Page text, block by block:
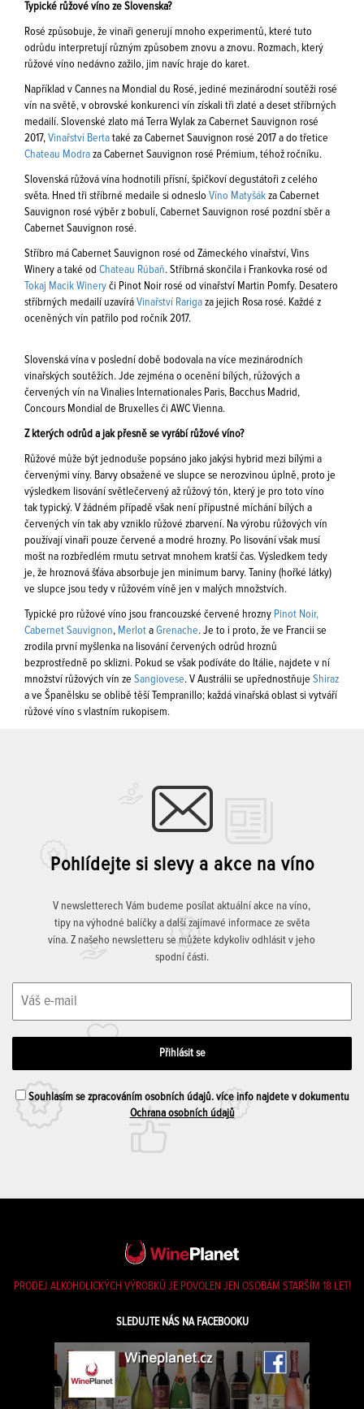
Typické růžové víno ze Slovenska?
Rosé způsobuje, že vinaři generují mnoho experimentů, které tuto
odrůdu interpretují různým způsobem znovu a znovu. Rozmach, který
růžové víno nedávno zažilo, jim navíc hraje do karet.
Například v Cannes na Mondial du Rosé, jediné mezinárodní soutěži rosé
vín na světě, v obrovské konkurenci vín získali tři zlaté a deset stříbrných
medailí. Slovenské zlato má Terra Wylak za Cabernet Sauvignon rosé
2017, Vinařství Berta také za Cabernet Sauvignon rosé 2017 a do třetice
Chateau Modra za Cabernet Sauvignon rosé Prémium, téhož ročníku.
Slovenská růžová vína hodnotili přísní, špičkoví degustátoři z celého
světa. Hned tři stříbrné medaile si odneslo Víno Matyšák za Cabernet
Sauvignon rosé výběr z bobulí, Cabernet Sauvignon rosé pozdní sběr a
Cabernet Sauvignon rosé.
Stříbro má Cabernet Sauvignon rosé od Zámeckého vinařství, Vins
Winery a také od Chateau Rúbaň. Stříbrná skončila i Frankovka rosé od
Tokaj Macik Winery či Pinot Noir rosé od vinařství Martin Pomfy. Desatero
stříbrných medailí uzavírá Vinařství Rariga za jejich Rosa rosé. Každé z
oceněných vín patřilo pod ročník 2017.
Slovenská vína v poslední době bodovala na více mezinárodních
vinařských soutěžích. Jde zejména o ocenění bílých, růžových a
červených vín na Vinalies Internationales Paris, Bacchus Madrid,
Concours Mondial de Bruxelles či AWC Vienna.
Z kterých odrůd a jak přesně se vyrábí růžové víno?
Růžové může být jednoduše popsáno jako jakýsi hybrid mezi bílými a
červenými víny. Barvy obsažené ve slupce se nerozvinou úplně, proto je
výsledkem lisování světlečervený až růžový tón, který je pro toto víno
tak typický. V žádném případě však není přípustné míchání bílých a
červených vín tak aby vzniklo růžové zbarvení. Na výrobu růžových vín
používají vinaři pouze červené a modré hrozny. Po lisování však musí
mošt na rozbředlém rmutu setrvat mnohem kratší čas. Výsledkem tedy
je, že hroznová šťáva absorbuje jen minimum barvy. Taniny (hořké látky)
ve slupce jsou tedy v růžovém víně jen v malých množstvích.
Typické pro růžové víno jsou francouzské červené hrozny Pinot Noir,
Cabernet Sauvignon, Merlot a Grenache. Je to i proto, že ve Francii se
zrodila první myšlenka na lisování červených odrůd hroznů
bezprostředně po sklizni. Pokud se však podíváte do Itálie, najdete v ní
množství růžových vín ze Sangiovese. V Austrálii se upřednostňuje Shiraz
a ve Španělsku se oblibě těší Tempranillo; každá vinařská oblast si vytváří
růžové víno s vlastním rukopisem.
Pohlídejte si slevy a akce na víno
V newsletterech Vám budeme posílat aktuální akce na víno,
tipy na výhodné balíčky a další zajímavé informace ze světa
vína. Z našeho newsletteru se můžete kdykoliv odhlásit v jeho
spodní části.
Souhlasím se zpracováním osobních údajů. více info najdete v dokumentu
Ochrana osobních údajů
PRODEJ ALKOHOLICKÝCH VÝROBKŮ JE POVOLEN JEN OSOBÁM STARŠÍM 18 LET!
SLEDUJTE NÁS NA FACEBOOKU